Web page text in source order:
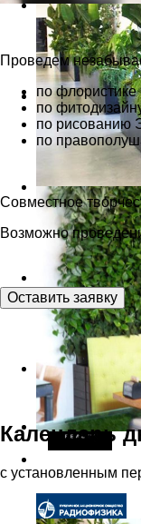
Проведем
по флористике
по
по рисованию
по
Совместное
Возможно
Оставить заявку
Календарь
с установленным